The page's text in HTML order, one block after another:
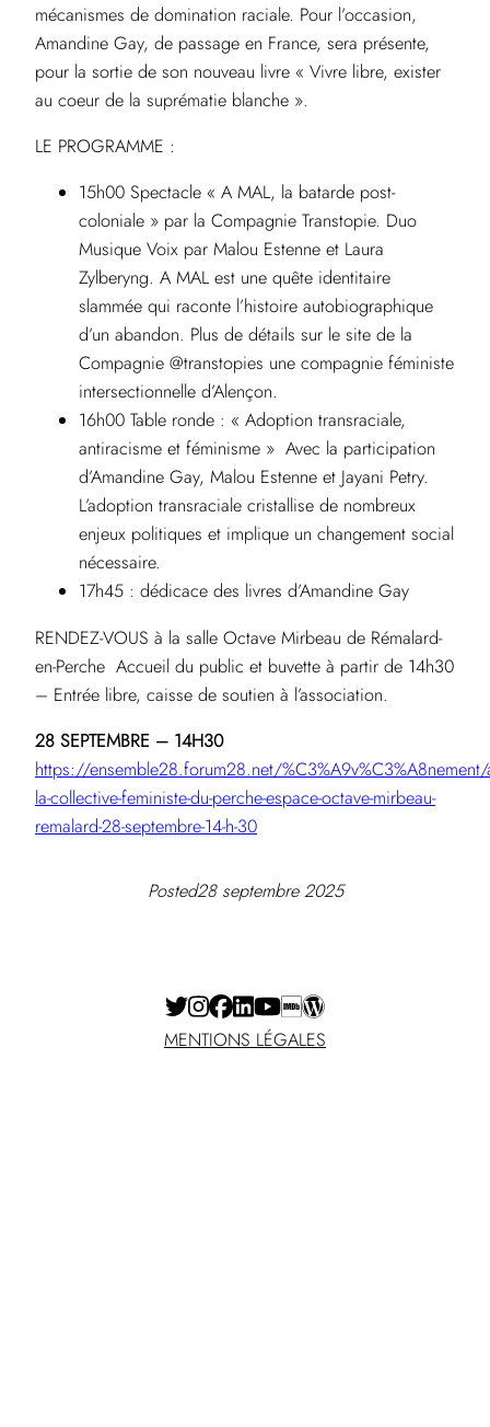
mécanismes de domination raciale. Pour l’occasion,
Amandine Gay, de passage en France, sera présente,
pour la sortie de son nouveau livre « Vivre libre, exister
au coeur de la suprématie blanche ».
LE PROGRAMME :
15h00 Spectacle « A MAL, la batarde post-
coloniale » par la Compagnie Transtopie. Duo
Musique Voix par Malou Estenne et Laura
Zylberyng. A MAL est une quête identitaire
slammée qui raconte l’histoire autobiographique
d’un abandon. Plus de détails sur le site de la
Compagnie @transtopies une compagnie féministe
intersectionnelle d’Alençon.
16h00 Table ronde : « Adoption transraciale,
antiracisme et féminisme » Avec la participation
d’Amandine Gay, Malou Estenne et Jayani Petry.
L’adoption transraciale cristallise de nombreux
enjeux politiques et implique un changement social
nécessaire.
17h45 : dédicace des livres d’Amandine Gay
RENDEZ-VOUS à la salle Octave Mirbeau de Rémalard-
en-Perche Accueil du public et buvette à partir de 14h30
– Entrée libre, caisse de soutien à l’association.
28 SEPTEMBRE – 14H30
https://ensemble28.forum28.net/
la-collective-feministe-du-perche-espace-octave-mirbeau-
remalard-28-septembre-14-h-30
Posted28 septembre 2025
MENTIONS LÉGALES